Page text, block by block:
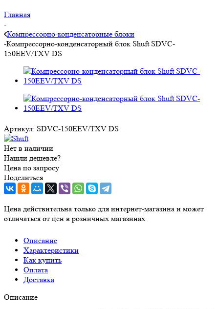
Главная
-
Компрессорно-конденсаторные блоки
-Компрессорно-конденсаторный блок Shuft SDVC-
150EEV/TXV DS
Артикул: SDVC-150EEV/TXV DS
Нет в наличии
Нашли дешевле?
Цена по запросу
Поделиться
Цена действительна только для интернет-магазина и может
отличаться от цен в розничных магазинах
Описание
Характеристики
Как купить
Оплата
Доставка
Описание